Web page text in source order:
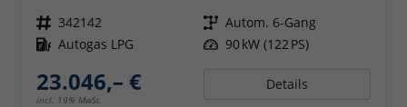
Fahrzeugnr. 342142 Getriebe Autom. 6-Gang
Kraftstoff Autogas LPG Leistung 90 kW (122 PS)
23.046,– €
incl. 19% MwSt.
Details